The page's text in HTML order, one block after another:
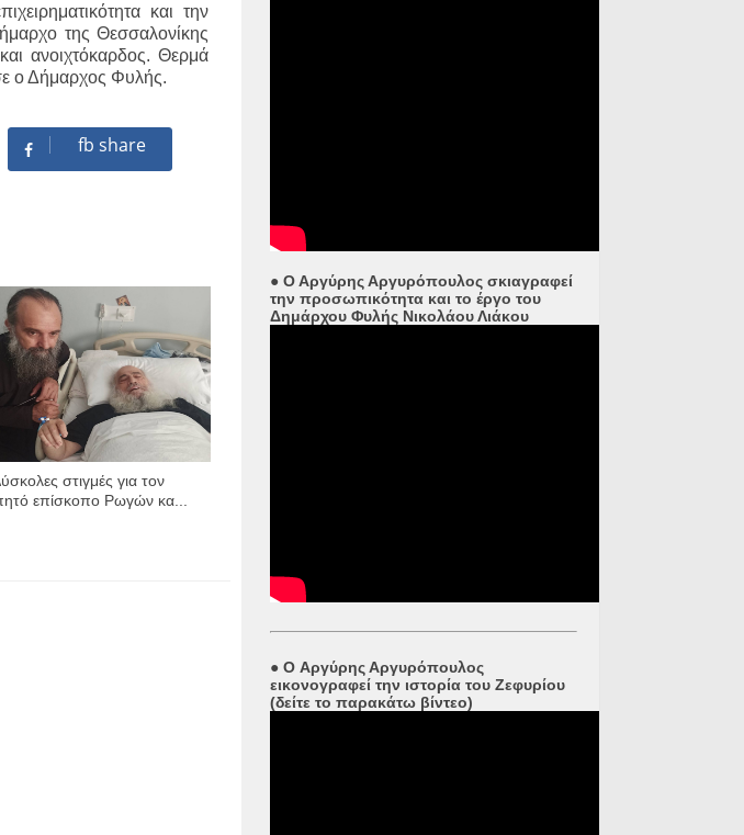
και την
της Θεσσαλονίκης
ανοιχτόκαρδος. Θερμά
ο Δήμαρχος Φυλής.
fb share
στιγμές για τον
επίσκοπο Ρωγών κα...
● Ο Αργύρης Αργυρόπουλος σκιαγραφεί
την προσωπικότητα και το έργο του
Δημάρχου Φυλής Νικολάου Λιάκου
● O Αργύρης Αργυρόπουλος
εικονογραφεί την ιστορία του Ζεφυρίου
(δείτε το παρακάτω βίντεο)